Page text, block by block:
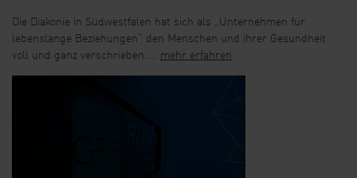
Die Diakonie in Südwestfalen hat sich als „Unternehmen für
lebenslange Beziehungen“ den Menschen und ihrer Gesundheit
voll und ganz verschrieben.... mehr erfahren